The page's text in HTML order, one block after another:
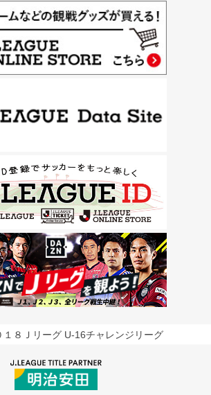
１８Ｊリーグ U-16チャレンジリーグ